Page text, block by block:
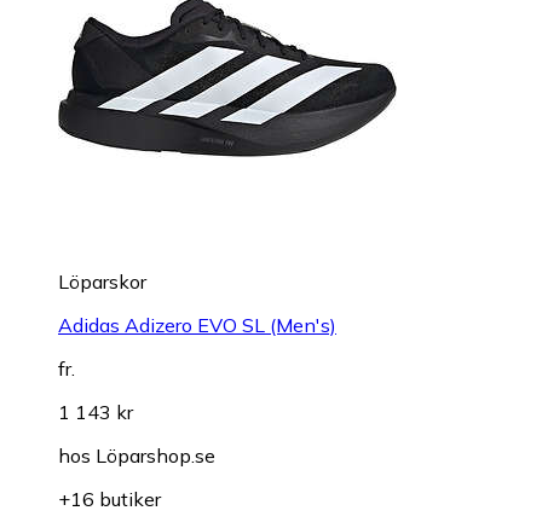
Löparskor
Adidas Adizero EVO SL (Men's)
fr.
1 143 kr
hos Löparshop.se
+16 butiker